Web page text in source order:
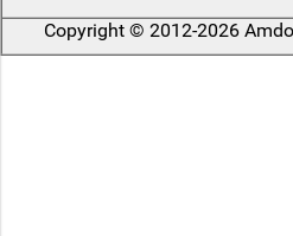
Copyright © 2012-2026